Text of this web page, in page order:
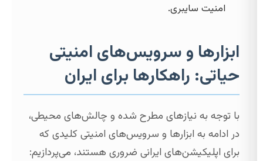
امنیت سایبری.
ابزارها و سرویس‌های امنیتی
حیاتی: راهکارها برای ایران
با توجه به نیازهای مطرح شده و چالش‌های محیطی،
در ادامه به ابزارها و سرویس‌های امنیتی کلیدی که
برای اپلیکیشن‌های ایرانی ضروری هستند، می‌پردازیم: